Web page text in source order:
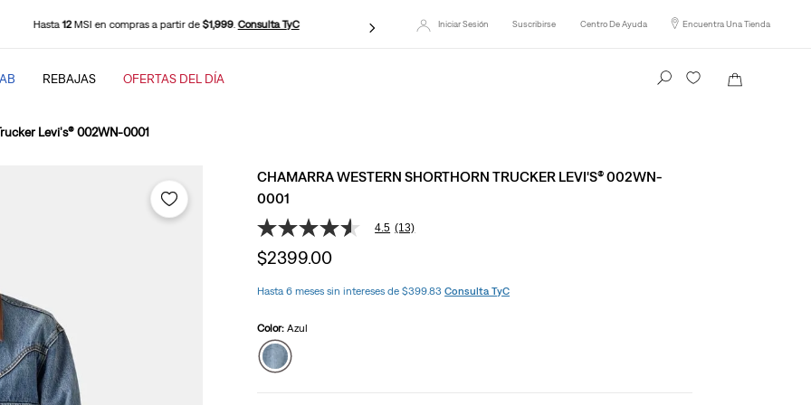
Hasta12MSI en compras a partir de$1,999.Consulta TyC Iniciar Sesión Suscribirse Centro De Ayuda Encuentra Una Tienda
REBAJAS OFERTAS DEL DÍA
Busca tu producto aquí
Levi's® 002WN-0001
CHAMARRA WESTERN SHORTHORN TRUCKER LEVI'S® 002WN-
0001
4.5
de
5
valor
de
valoración.
Read
13
4.5 (13)
$2399.00
Hasta 6 meses sin intereses de $399.83Consulta TyC
Color: Azul